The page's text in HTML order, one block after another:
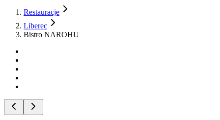
Restauracje
Liberec
Bistro NAROHU